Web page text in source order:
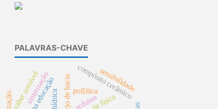
PALAVRAS-CHAVE
manejo de baciacompósito cerâmico
sinterização pol[itica
saber sensível sensibilidade
arduino